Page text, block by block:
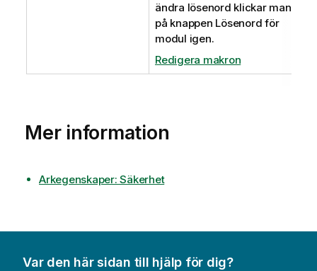
ändra lösenord klickar man
på knappen Lösenord för
modul igen.
Redigera makron
Mer information
Arkegenskaper: Säkerhet
Var den här sidan till hjälp för dig?